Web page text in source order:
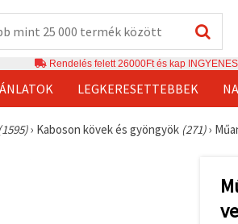
Rendelés felett 26000Ft és kap
LEGKERESETTEBBEK
(1595)› Kaboson kövek és gyöngyök (271)›